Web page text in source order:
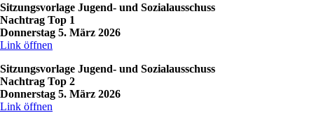
Sitzungsvorlage Jugend- und Sozialausschuss
Nachtrag Top 1
Donnerstag 5. März 2026
Link öffnen
Sitzungsvorlage Jugend- und Sozialausschuss
Nachtrag Top 2
Donnerstag 5. März 2026
Link öffnen